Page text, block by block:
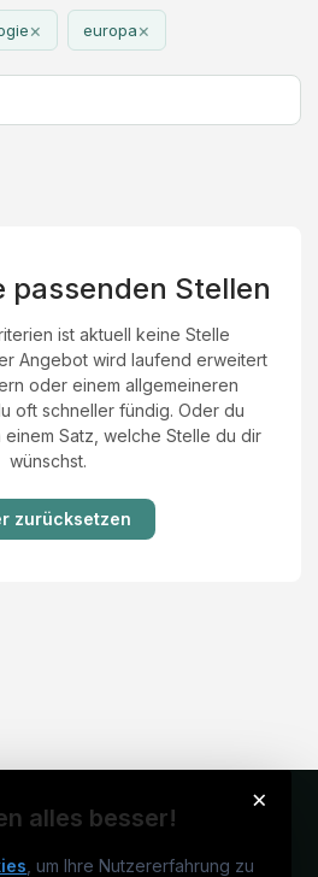
× europa×
passenden Stellen
ist aktuell keine Stelle
Angebot wird laufend erweitert
oder einem allgemeineren
oft schneller fündig. Oder du
Satz, welche Stelle du dir
wünschst.
zurücksetzen
×
alles besser!
, um Ihre Nutzererfahrung zu